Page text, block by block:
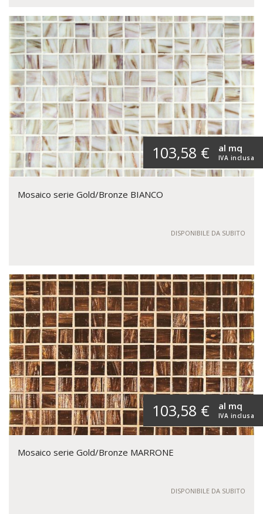
103,58 € IVA inclusa
al mq
Mosaico serie Gold/Bronze BIANCO
DISPONIBILE DA SUBITO
103,58 € IVA inclusa
al mq
Mosaico serie Gold/Bronze MARRONE
DISPONIBILE DA SUBITO